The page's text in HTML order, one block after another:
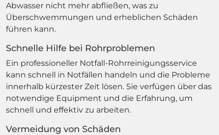
Abwasser nicht mehr abfließen, was zu
Überschwemmungen und erheblichen Schäden
führen kann.
Schnelle Hilfe bei Rohrproblemen
Ein professioneller Notfall-Rohrreinigungsservice
kann schnell in Notfällen handeln und die Probleme
innerhalb kürzester Zeit lösen. Sie verfügen über das
notwendige Equipment und die Erfahrung, um
schnell und effektiv zu arbeiten.
Vermeidung von Schäden